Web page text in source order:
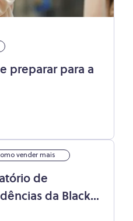
preparar para a
vender mais
de
da Black